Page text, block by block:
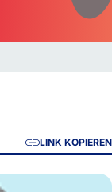
LINK KOPIEREN